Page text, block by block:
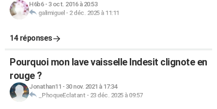
H6b6- 3 oct. 2016 à 20:53
galimiguel - 2 déc. 2025 à 11:11
14 réponses
Pourquoi mon lave vaisselle Indesit clignote en
rouge ?
Jonathan11 - 30 nov. 2021 à 17:34
_PhoqueEclatant - 23 déc. 2025 à 09:57